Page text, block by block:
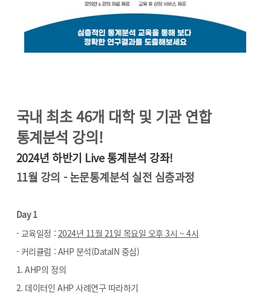
국내 최초 46개 대학 및 기관 연합
통계분석 강의!
2024년 하반기 Live 통계분석 강좌!
11월 강의 -논문통계분석 실전 심층과정
Day 1
- 교육일정 : 2024년 11월 21일 목요일 오후 3시 ~ 4시
- 커리큘럼 : AHP 분석(DataIN 중심)
1. AHP의 정의
2. 데이터인 AHP 사례연구 따라하기